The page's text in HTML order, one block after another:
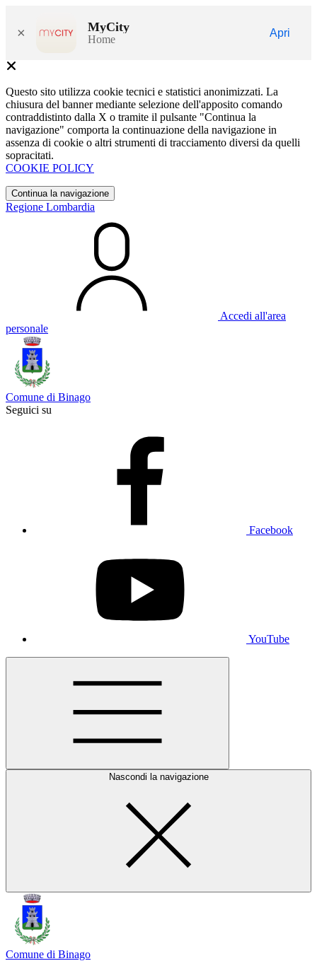
× MyCity
Home
Apri
Questo sito utilizza cookie tecnici e statistici anonimizzati. La
chiusura del banner mediante selezione dell'apposito comando
contraddistinto dalla X o tramite il pulsante "Continua la
navigazione" comporta la continuazione della navigazione in
assenza di cookie o altri strumenti di tracciamento diversi da quelli
sopracitati.
COOKIE POLICY
Continua la navigazione
Regione Lombardia
Accedi all'area
personale
Comune di Binago
Seguici su
Facebook
YouTube
Nascondi la navigazione
Comune di Binago